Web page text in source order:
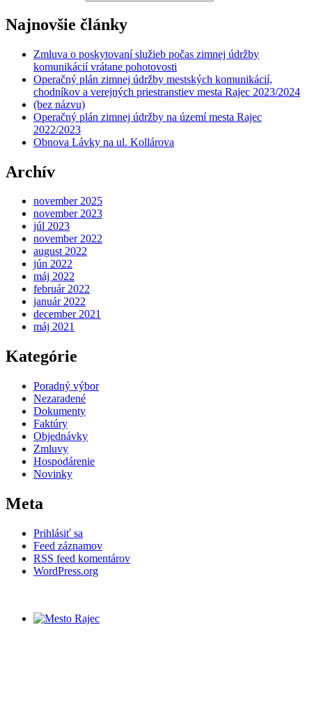
Najnovšie články
Zmluva o poskytovaní služieb počas zimnej údržby
komunikácií vrátane pohotovosti
Operačný plán zimnej údržby mestských komunikácií,
chodníkov a verejných priestranstiev mesta Rajec 2023/2024
(bez názvu)
Operačný plán zimnej údržby na území mesta Rajec
2022/2023
Obnova Lávky na ul. Kollárova
Archív
november 2025
november 2023
júl 2023
november 2022
august 2022
jún 2022
máj 2022
február 2022
január 2022
december 2021
máj 2021
Kategórie
Poradný výbor
Nezaradené
Dokumenty
Faktúry
Objednávky
Zmluvy
Hospodárenie
Novinky
Meta
Prihlásiť sa
Feed záznamov
RSS feed komentárov
WordPress.org